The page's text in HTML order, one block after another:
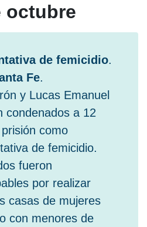
octubre
de femicidio.
Fe.
y Lucas Emanuel
condenados a 12
como
de femicidio.
fueron
por realizar
casas de mujeres
con menores de